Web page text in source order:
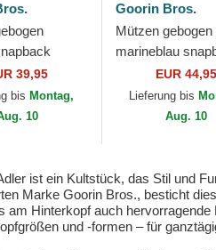
Eagle
Seasonal
The Farm
39,95
bis Montag,
10
Goorin Bros.
Mützen gebogen
marineblau
The Freedom
Farm Goorin
EUR 44,95
Lieferung bis
Aug. 10
ist ein Kultstück, das Stil und
Marke Goorin Bros., besticht
Hinterkopf auch
und -formen – für